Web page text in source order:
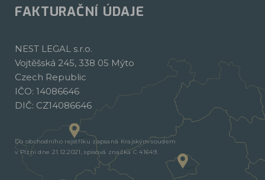
FAKTURAČNÍ ÚDAJE
NEST LEGAL s.r.o.
Vojtěšská 245, 338 05 Mýto
Czech Republic
IČO: 14086646
DIČ: CZ14086646
Do obchodního rejstříku zapsaná Krajským soudem
v Plzni dne 21.12.2021, spisová značka C 41649.